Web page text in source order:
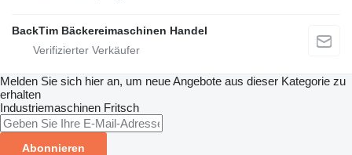
BackTim Bäckereimaschinen Handel
Melden Sie sich hier an, um neue Angebote aus dieser Kategorie zu
erhalten
Industriemaschinen Fritsch
Abonnieren